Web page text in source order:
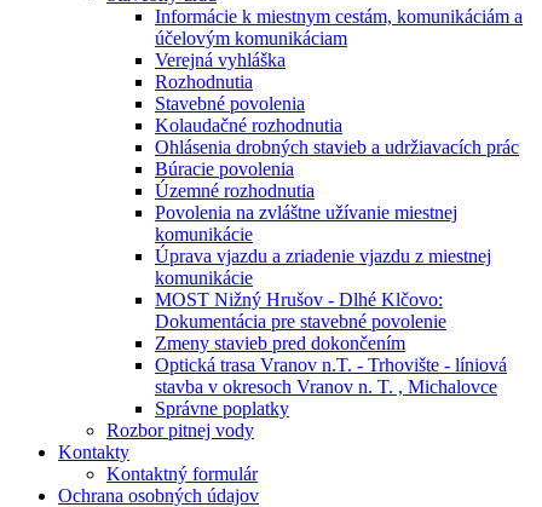
Informácie k miestnym cestám, komunikáciám a
účelovým komunikáciam
Verejná vyhláška
Rozhodnutia
Stavebné povolenia
Kolaudačné rozhodnutia
Ohlásenia drobných stavieb a udržiavacích prác
Búracie povolenia
Územné rozhodnutia
Povolenia na zvláštne užívanie miestnej
komunikácie
Úprava vjazdu a zriadenie vjazdu z miestnej
komunikácie
MOST Nižný Hrušov - Dlhé Klčovo:
Dokumentácia pre stavebné povolenie
Zmeny stavieb pred dokončením
Optická trasa Vranov n.T. - Trhovište - líniová
stavba v okresoch Vranov n. T. , Michalovce
Správne poplatky
Rozbor pitnej vody
Kontakty
Kontaktný formulár
Ochrana osobných údajov